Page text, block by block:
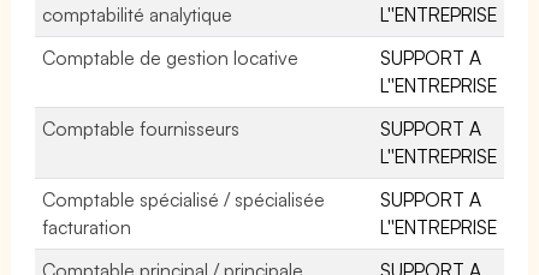
comptabilité analytique
L''ENTREPRISE
Comptable de gestion locative
SUPPORT A
L''ENTREPRISE
Comptable fournisseurs
SUPPORT A
L''ENTREPRISE
Comptable spécialisé / spécialisée
facturation
SUPPORT A
L''ENTREPRISE
Comptable principal / principale
SUPPORT A